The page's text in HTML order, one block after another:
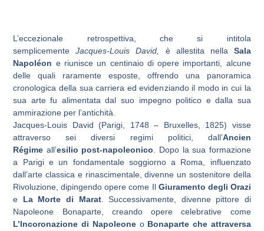
L’eccezionale retrospettiva, che si intitola
semplicementeJacques-Louis David, è allestita nella Sala
Napoléon e riunisce un centinaio di opere importanti, alcune
delle quali raramente esposte, offrendo una panoramica
cronologica della sua carriera ed evidenziando il modo in cui la
sua arte fu alimentata dal suo impegno politico e dalla sua
ammirazione per l’antichità.
Jacques-Louis David
(Parigi, 1748 – Bruxelles, 1825) visse
attraverso sei diversi regimi politici, dall’Ancien
Régime all’esilio post-napoleonico . Dopo la sua formazione
a Parigi e un fondamentale soggiorno a Roma, influenzato
dall’arte classica e rinascimentale, divenne un sostenitore della
Rivoluzione, dipingendo opere come Il Giuramento degli Orazi
e La Morte di Marat. Successivamente, divenne pittore di
Napoleone Bonaparte, creando opere celebrative come
L’Incoronazione di Napoleone o Bonaparte che attraversa